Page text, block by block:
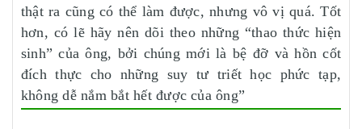
thật ra cũng có thể làm được, nhưng vô vị quá. Tốt
hơn, có lẽ hãy nên dõi theo những “thao thức hiện
sinh” của ông, bởi chúng mới là bệ đỡ và hồn cốt
đích thực cho những suy tư triết học phức tạp,
không dễ nắm bắt hết được của ông”